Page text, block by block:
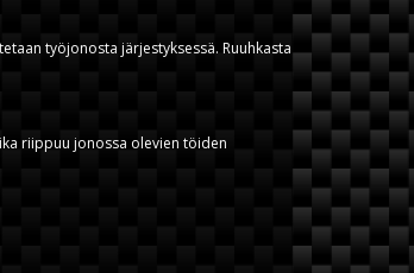
työjonosta järjestyksessä. Ruuhkasta
riippuu jonossa olevien töiden